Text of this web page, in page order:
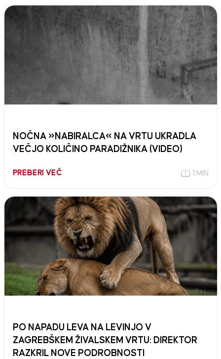
NOČNA »NABIRALCA« NA VRTU UKRADLA
VEČJO KOLIČINO PARADIŽNIKA (VIDEO)
PREBERI VEČ 1 MIN
PO NAPADU LEVA NA LEVINJO V
ZAGREBŠKEM ŽIVALSKEM VRTU: DIREKTOR
RAZKRIL NOVE PODROBNOSTI